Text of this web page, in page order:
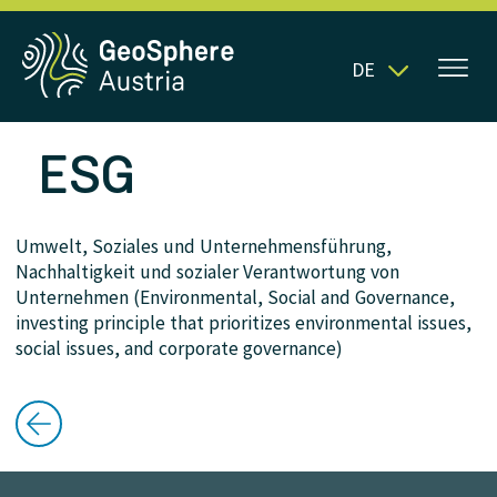
DE
ESG
Umwelt, Soziales und Unternehmensführung,
Nachhaltigkeit und sozialer Verantwortung von
Unternehmen (Environmental, Social and Governance,
investing principle that prioritizes environmental issues,
social issues, and corporate governance)